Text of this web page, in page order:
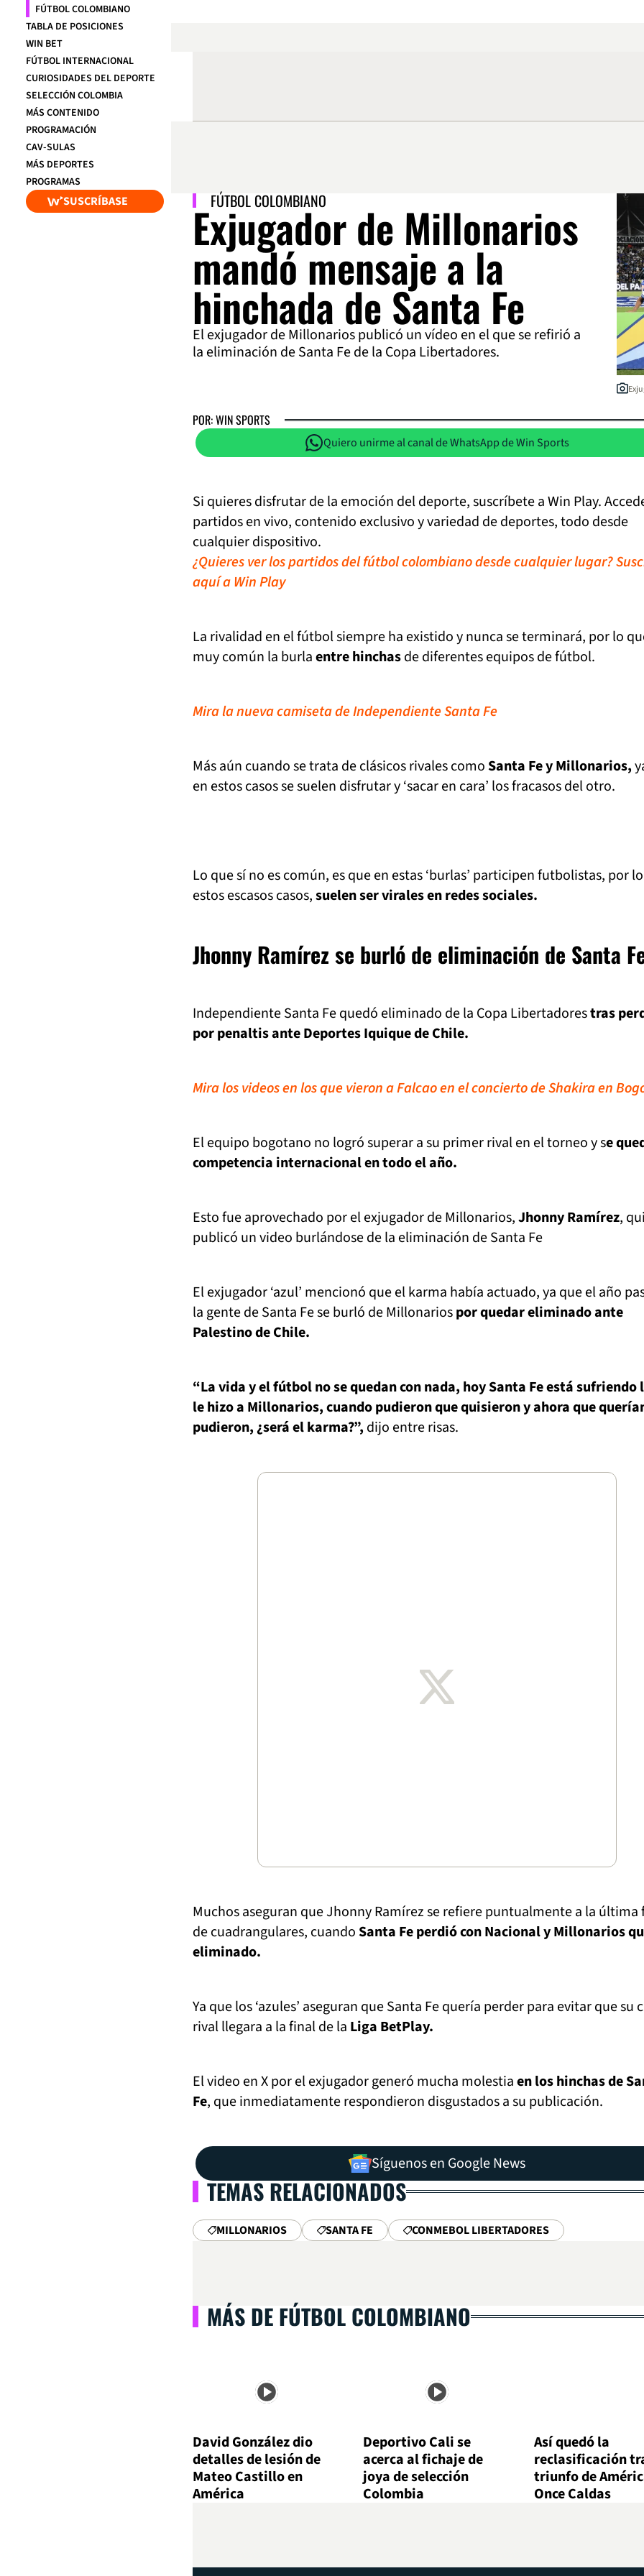
FÚTBOL COLOMBIANO
TABLA DE POSICIONES
WIN BET
FÚTBOL INTERNACIONAL
CURIOSIDADES DEL DEPORTE
SELECCIÓN COLOMBIA
MÁS CONTENIDO
PROGRAMACIÓN
CAV-SULAS
MÁS DEPORTES
PROGRAMAS
SUSCRÍBASE FÚTBOL COLOMBIANO
Exjugador de Millonarios
mandó mensaje a la
hinchada de Santa Fe
El exjugador de Millonarios publicó un vídeo en el que se refirió a
la eliminación de Santa Fe de la Copa Libertadores.
POR: WIN SPORTS
Quiero unirme al canal de WhatsApp de Win Sports
Si quieres disfrutar de la emoción del deporte, suscríbete a Win Play.
partidos en vivo, contenido exclusivo y variedad de deportes, todo desde
cualquier dispositivo.
¿Quieres ver los partidos del fútbol colombiano desde cualquier lugar?
aquí a Win Play
La rivalidad en el fútbol siempre ha existido y nunca se terminará, por lo
muy común la burlaentre hinchasde diferentes equipos de fútbol.
Mira la nueva camiseta de Independiente Santa Fe
Más aún cuando se trata de clásicos rivales como Santa Fe y Millonarios,
en estos casos se suelen disfrutar y ‘sacar en cara’ los fracasos del otro.
Lo que sí no es común, es que en estas ‘burlas’ participen futbolistas, por
estos escasos casos,suelen ser virales en redes sociales.
Jhonny Ramírez se burló de eliminación de Santa
Independiente Santa Fe quedó eliminado de la Copa Libertadorestras
por penaltis ante Deportes Iquique de Chile.
Mira los videos en los que vieron a Falcao en el concierto de Shakira en
El equipo bogotano no logró superar a su primer rival en el torneo y se
competencia internacional en todo el año.
Esto fue aprovechado por el exjugador de Millonarios,Jhonny Ramírez,
publicó un video burlándose de la eliminación de Santa Fe
El exjugador ‘azul’ mencionó que el karma había actuado, ya que el año
la gente de Santa Fe se burló de Millonariospor quedar eliminado ante
Palestino de Chile.
“La vida y el fútbol no se quedan con nada, hoy Santa Fe está sufriendo
le hizo a Millonarios, cuando pudieron que quisieron y ahora que
pudieron, ¿será el karma?”, dijo entre risas.
Muchos aseguran que Jhonny Ramírez se refiere puntualmente a la última
de cuadrangulares, cuando Santa Fe perdió con Nacional y Millonarios
eliminado.
Ya que los ‘azules’ aseguran que Santa Fe quería perder para evitar que su
rival llegara a la final de la Liga BetPlay.
El video en X por el exjugador generó mucha molestiaen los hinchas de
Fe, que inmediatamente respondieron disgustados a su publicación.
Síguenos en Google News
TEMAS RELACIONADOS
MILLONARIOS SANTA FE CONMEBOL LIBERTADORES
MÁS DE FÚTBOL COLOMBIANO
David González dio
detalles de lesión de
Mateo Castillo en
América
Deportivo Cali se
acerca al fichaje de
joya de selección
Colombia
Así quedó la
reclasificación
triunfo de
Once Caldas